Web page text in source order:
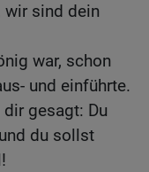
wir sind dein
war, schon
und einführte.
dir gesagt: Du
du sollst